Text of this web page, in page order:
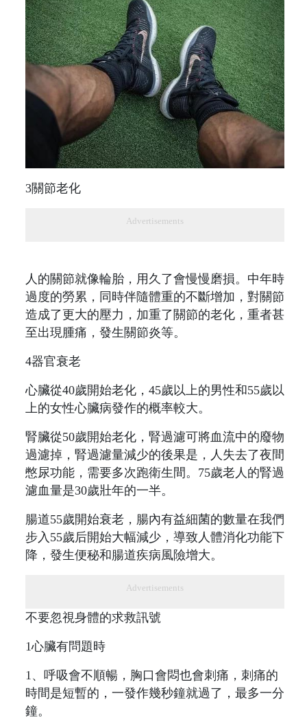
3關節老化
Advertisements
人的關節就像輪胎，用久了會慢慢磨損。中年時
過度的勞累，同時伴隨體重的不斷增加，對關節
造成了更大的壓力，加重了關節的老化，重者甚
至出現腫痛，發生關節炎等。
4器官衰老
心臟從40歲開始老化，45歲以上的男性和55歲以
上的女性心臟病發作的概率較大。
腎臟從50歲開始老化，腎過濾可將血流中的廢物
過濾掉，腎過濾量減少的後果是，人失去了夜間
憋尿功能，需要多次跑衛生間。75歲老人的腎過
濾血量是30歲壯年的一半。
腸道55歲開始衰老，腸內有益細菌的數量在我們
步入55歲后開始大幅減少，導致人體消化功能下
降，發生便秘和腸道疾病風險增大。
Advertisements
不要忽視身體的求救訊號
1心臟有問題時
1、呼吸會不順暢，胸口會悶也會刺痛，刺痛的
時間是短暫的，一發作幾秒鐘就過了，最多一分
鐘。